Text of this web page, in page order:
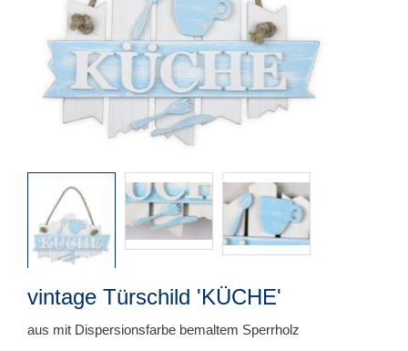
vintage Türschild 'KÜCHE'
aus mit Dispersionsfarbe bemaltem Sperrholz